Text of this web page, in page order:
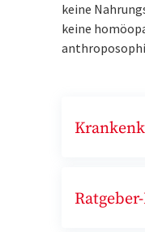
keine
keine